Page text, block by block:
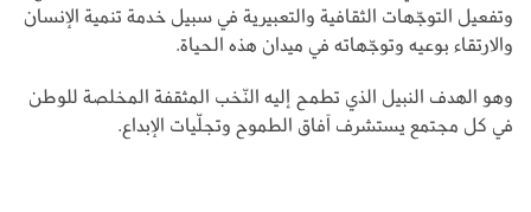
وتفعيل التوجّهات الثقافية والتعبيرية في سبيل خدمة تنمية الإنسان
والارتقاء بوعيه وتوجّهاته في ميدان هذه الحياة.
وهو الهدف النبيل الذي تطمح إليه النّخب المثقفة المخلصة للوطن
في كل مجتمع يستشرف آفاق الطموح وتجلّيات الإبداع.